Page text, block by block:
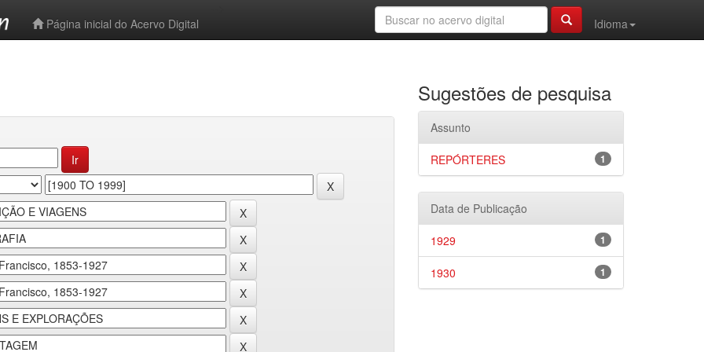
Página inicial do Acervo Digital
Idioma
Sugestões de pesquisa
Assunto
1
REPÓRTERES
Data de Publicação
1
1929
1
1930